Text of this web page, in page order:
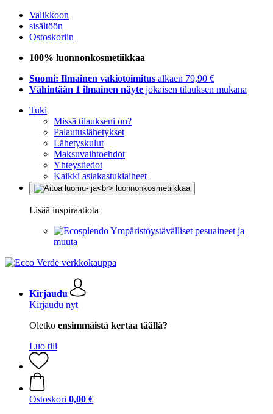
Valikkoon
sisältöön
Ostoskoriin
100% luonnonkosmetiikkaa
Suomi: Ilmainen vakiotoimitus alkaen 79,90 €
Vähintään 1 ilmainen näyte jokaisen tilauksen mukana
Tuki
Missä tilaukseni on?
Palautuslähetykset
Lähetyskulut
Maksuvaihtoehdot
Yhteystiedot
Kaikki asiakastukiaiheet
Lisää inspiraatiota
Ympäristöystävälliset pesuaineet ja
muuta
Kirjaudu
Kirjaudu nyt
Oletko ensimmäistä kertaa täällä?
Luo tili
Ostoskori 0,00 €